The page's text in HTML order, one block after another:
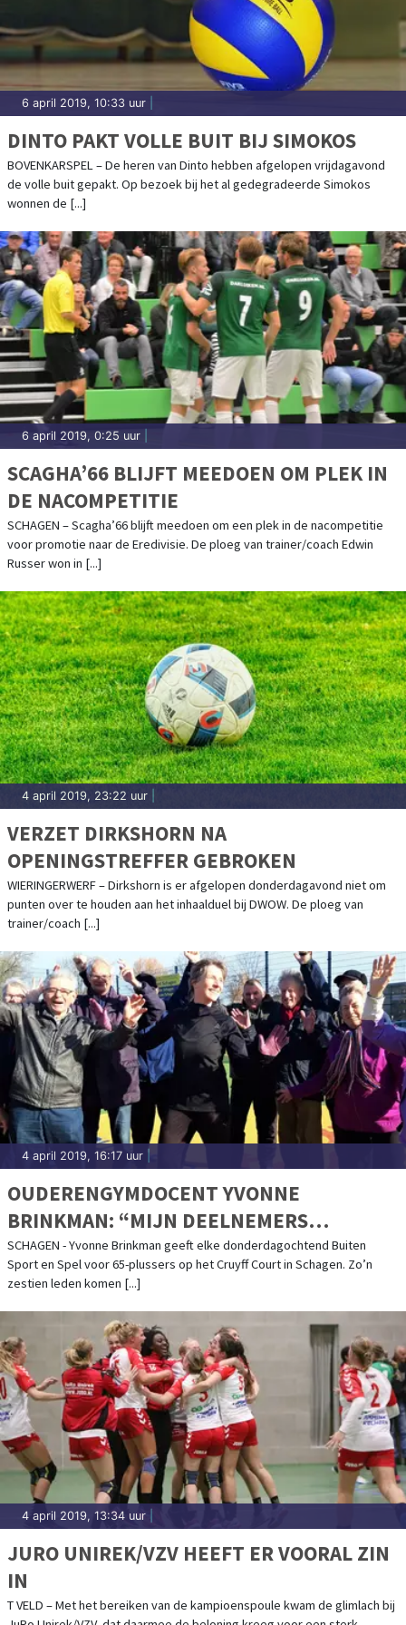
6 april 2019, 10:33 uur
DINTO PAKT VOLLE BUIT BIJ SIMOKOS
BOVENKARSPEL – De heren van Dinto hebben afgelopen vrijdagavond
de volle buit gepakt. Op bezoek bij het al gedegradeerde Simokos
wonnen de [...]
6 april 2019, 0:25 uur
SCAGHA’66 BLIJFT MEEDOEN OM PLEK IN
DE NACOMPETITIE
SCHAGEN – Scagha’66 blijft meedoen om een plek in de nacompetitie
voor promotie naar de Eredivisie. De ploeg van trainer/coach Edwin
Russer won in [...]
4 april 2019, 23:22 uur
VERZET DIRKSHORN NA
OPENINGSTREFFER GEBROKEN
WIERINGERWERF – Dirkshorn is er afgelopen donderdagavond niet om
punten over te houden aan het inhaalduel bij DWOW. De ploeg van
trainer/coach [...]
4 april 2019, 16:17 uur |
OUDERENGYMDOCENT YVONNE
BRINKMAN: “MIJN DEELNEMERS
VERTELLEN THUIS TROTS DAT ZE RUGBY
HEBBEN GESPEELD!”
SCHAGEN - Yvonne Brinkman geeft elke donderdagochtend Buiten
Sport en Spel voor 65-plussers op het Cruyff Court in Schagen. Zo’n
zestien leden komen [...]
4 april 2019, 13:34 uur
JURO UNIREK/VZV HEEFT ER VOORAL ZIN
IN
T VELD – Met het bereiken van de kampioenspoule kwam de glimlach bij